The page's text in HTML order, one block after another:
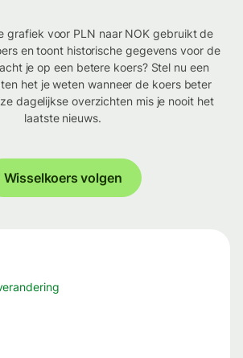
grafiek voor PLN naar NOK gebruikt de
en toont historische gegevens voor de
je op een betere koers? Stel nu een
het je weten wanneer de koers beter
dagelijkse overzichten mis je nooit het
laatste nieuws.
Wisselkoers volgen